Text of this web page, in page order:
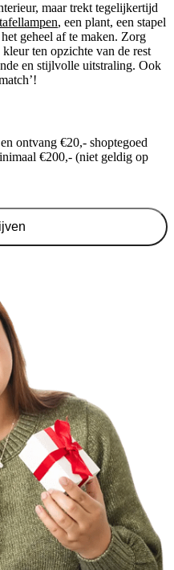
maar trekt tegelijkertijd
tafellampen, een plant, een stapel
geheel af te maken. Zorg
ten opzichte van de rest
en stijlvolle uitstraling. Ook
ontvang €20,- shoptegoed
€200,- (niet geldig op